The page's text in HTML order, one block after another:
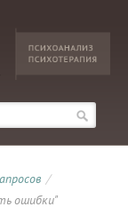
/
ошибки"